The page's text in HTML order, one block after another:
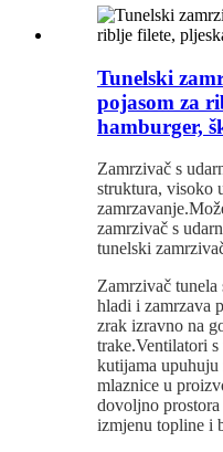
Tunelski
pojasom za
hamburger,
Zamrzivač s
struktura, visoko
zamrzivač s
tunelski
Zamrzivač tunela
hladi i zamrzava
zrak izravno na
trake.Ventilatori
kutijama upuhuju
mlaznice u
dovoljno
izmjenu topline i